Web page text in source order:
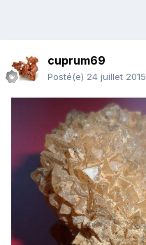
cuprum69
Posté(e) 24 juillet 2015